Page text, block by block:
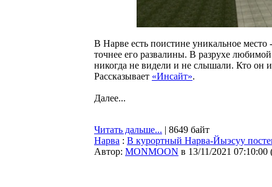
В Нарве есть поистине уникальное
точнее его развалины. В разрухе
никогда не видели и не слышали. Кто он и
Рассказывает «Инсайт».
Далее...
Читать дальше... | 8649 байт
Нарва : В курортный Нарва-Йыэсуу
Автор: MONMOON в 13/11/2021 07:10:00